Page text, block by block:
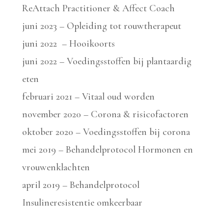
ReAttach Practitioner & Affect Coach
juni 2023 – Opleiding tot rouwtherapeut
juni 2022 – Hooikoorts
juni 2022 – Voedingsstoffen bij plantaardig
eten
februari 2021 – Vitaal oud worden
november 2020 – Corona & risicofactoren
oktober 2020 – Voedingsstoffen bij corona
mei 2019 – Behandelprotocol Hormonen en
vrouwenklachten
april 2019 – Behandelprotocol
Insulineresistentie omkeerbaar